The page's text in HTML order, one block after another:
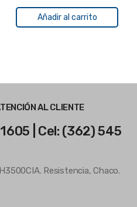
Añadir al carrito
AL CLIENTE
| Cel: (362) 545
Resistencia, Chaco.